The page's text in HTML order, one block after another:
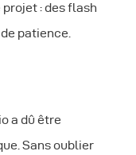
: des flash
patience.
a dû être
Sans oublier